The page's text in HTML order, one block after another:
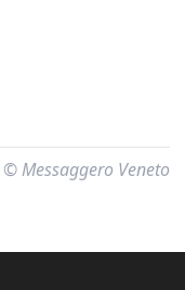
Messaggero Veneto